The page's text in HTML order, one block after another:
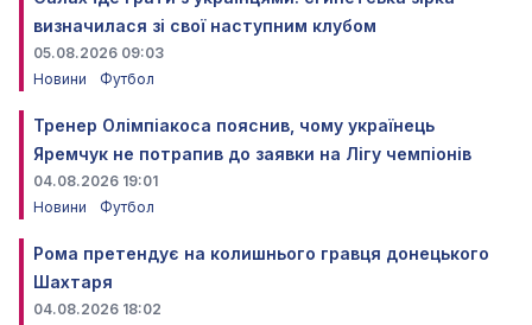
визначилася зі свої наступним клубом
05.08.2026 09:03
Новини
Футбол
Тренер Олімпіакоса пояснив, чому українець
Яремчук не потрапив до заявки на Лігу чемпіонів
04.08.2026 19:01
Новини
Футбол
Рома претендує на колишнього гравця донецького
Шахтаря
04.08.2026 18:02